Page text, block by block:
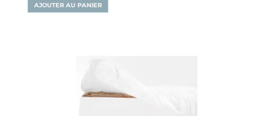
AJOUTER AU PANIER